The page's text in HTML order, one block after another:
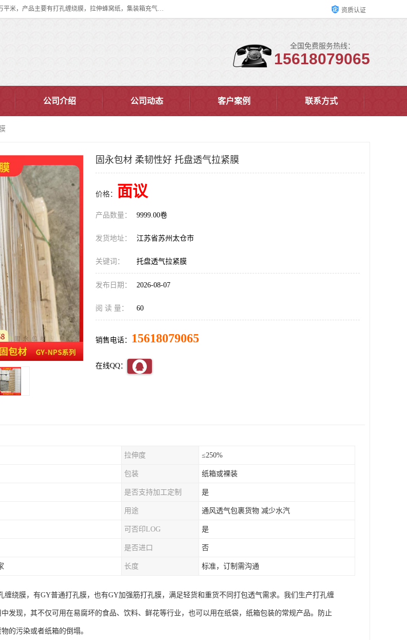
双忠包装材料（苏州）有限公司是上海双忠包装材料设立在苏州太仓的生产基地，占地约2万平米，产品主要有打孔缠绕膜，拉伸蜂窝纸，集装箱充气袋，滑托板，打包带，裹包网兜，防滑纸等箱体和托盘的运输和保护性包材。固永包材®，GooYon Pack®，是我们保护性包装材料的专属品牌。 资质认证
全国免费服务热线：
15618079065
公司介绍 公司动态 客户案例 联系方式
固永包材 柔韧性好 托盘透气拉紧膜
价格： 面议
产品数量： 9999.00卷
发货地址： 江苏省苏州太仓市
关键词： 托盘透气拉紧膜
发布日期： 2026-08-07
阅 读 量： 60
销售电话： 15618079065
在线QQ：
拉伸度 ≤250%
包装 纸箱或裸装
是否支持加工定制 是
用途 通风透气包裹货物 减少水汽
可否印LOG 是
是否进口 否
长度 标准，订制需沟通
缠绕膜，有GY普通打孔膜，也有GY加强筋打孔膜，满足轻货和重货不同打包透气需求。我们生产打孔缠
发现，其不仅可用在易腐坏的食品、饮料、鲜花等行业，也可以用在纸袋，纸箱包装的常规产品。防止
的污染或者纸箱的倒塌。